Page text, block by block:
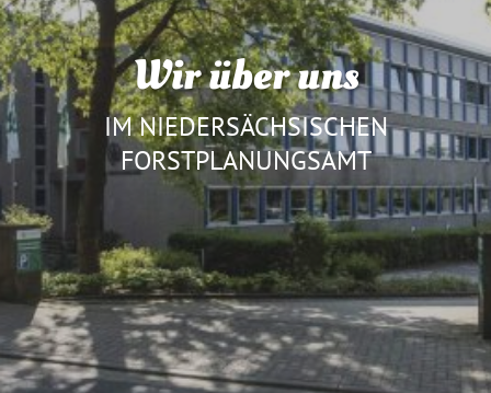
Wir über uns
IM NIEDERSÄCHSISCHEN
FORSTPLANUNGSAMT